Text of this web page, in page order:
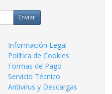
Enviar
Información Legal
Política de Cookies
Formas de Pago
Servicio Técnico
Antivirus y Descargas